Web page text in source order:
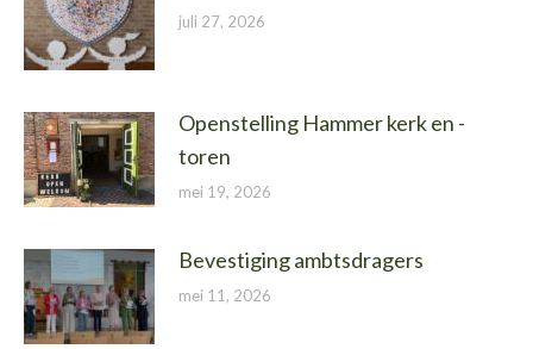
juli 27, 2026
Openstelling Hammer kerk en -
toren
mei 19, 2026
Bevestiging ambtsdragers
mei 11, 2026